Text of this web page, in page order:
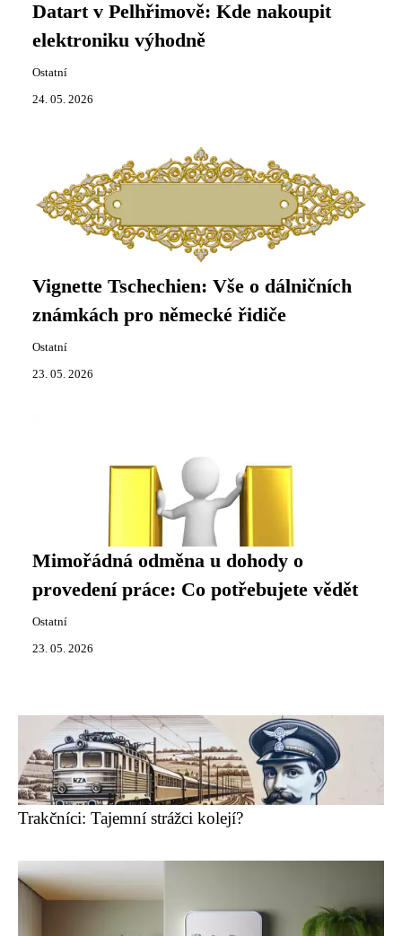
Datart v Pelhřimově: Kde nakoupit
elektroniku výhodně
Ostatní
24. 05. 2026
Vignette Tschechien: Vše o dálničních
známkách pro německé řidiče
Ostatní
23. 05. 2026
Mimořádná odměna u dohody o
provedení práce: Co potřebujete vědět
Ostatní
23. 05. 2026
Trakčníci: Tajemní strážci kolejí?